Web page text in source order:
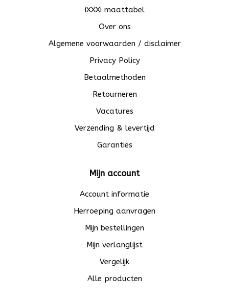
iXXXi maattabel
Over ons
Algemene voorwaarden / disclaimer
Privacy Policy
Betaalmethoden
Retourneren
Vacatures
Verzending & levertijd
Garanties
Mijn account
Account informatie
Herroeping aanvragen
Mijn bestellingen
Mijn verlanglijst
Vergelijk
Alle producten